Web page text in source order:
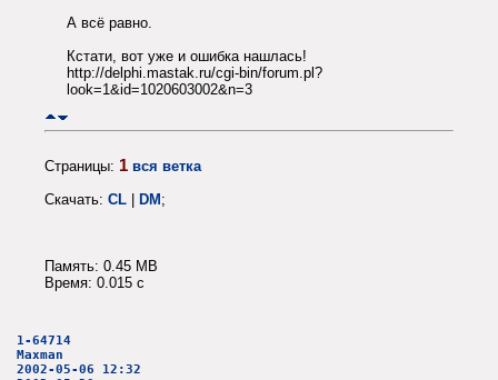
А всё равно.
Кстати, вот уже и ошибка нашлась!
http://delphi.mastak.ru/cgi-bin/forum.pl?
look=1&id=1020603002&n=3
Страницы: 1 вся ветка
Скачать: CL | DM;
Память: 0.45 MB
Время: 0.015 c
1-64714
Maxman
2002-05-06 12:32